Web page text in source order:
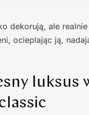
dekorują, ale realnie
ocieplając ją,
luksus